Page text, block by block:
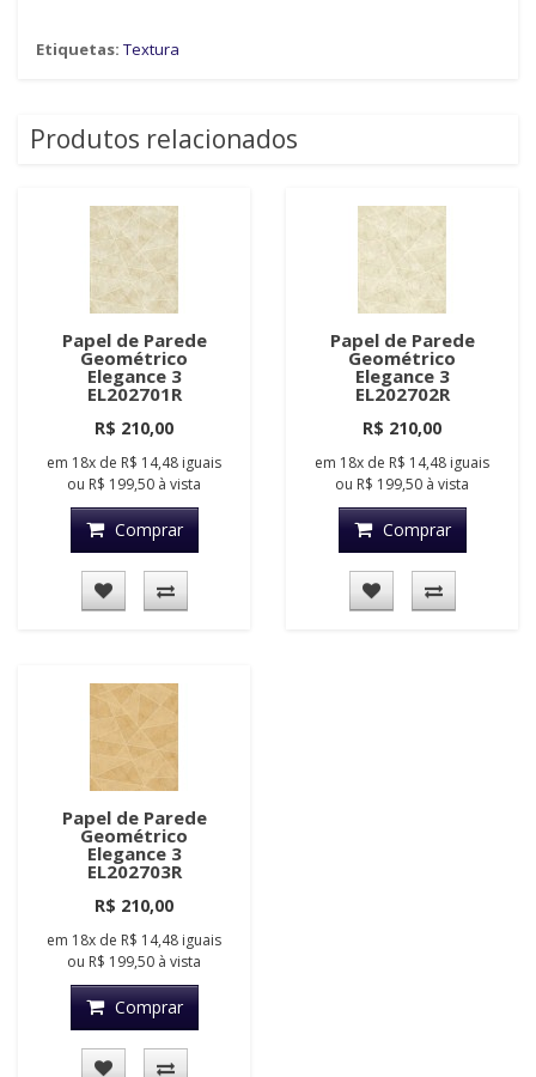
Etiquetas: Textura
Produtos relacionados
Papel de Parede
Geométrico
Elegance 3
EL202701R
R$ 210,00
em 18x de R$ 14,48 iguais
ou R$ 199,50 à vista
Comprar
Papel de Parede
Geométrico
Elegance 3
EL202702R
R$ 210,00
em 18x de R$ 14,48 iguais
ou R$ 199,50 à vista
Comprar
Papel de Parede
Geométrico
Elegance 3
EL202703R
R$ 210,00
em 18x de R$ 14,48 iguais
ou R$ 199,50 à vista
Comprar